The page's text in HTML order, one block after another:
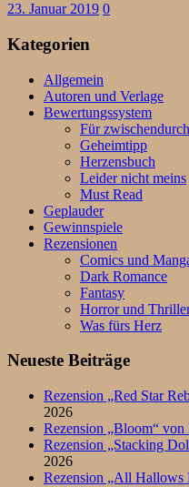
23. Januar 2019 0
Kategorien
Allgemein
Autoren und Verlage
Bewertungssystem
Für zwischendurch
Geheimtipp
Herzensbuch
Leider nicht meins
Must Read
Geplauder
Gewinnspiele
Rezensionen
Comics und
Dark Romance
Fantasy
Horror und
Was fürs Herz
Neueste Beiträge
Rezension „Red Star
2026
Rezension „Bloom“
Rezension „Stacking
2026
Rezension „All Hallows